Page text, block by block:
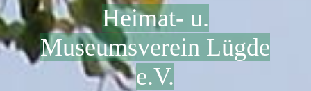
Heimat- u.
Museumsverein Lügde
e.V.